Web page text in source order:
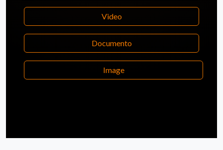
Video
Documento
Image